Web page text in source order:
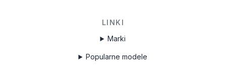
LINKI
Marki
Popularne modele